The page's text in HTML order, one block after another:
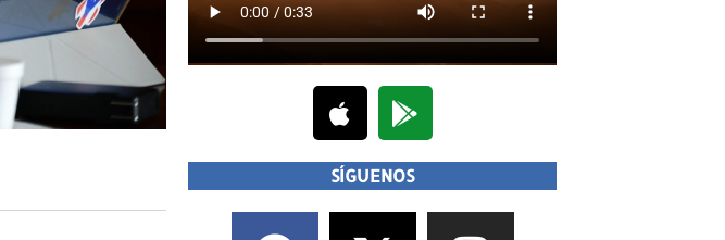
SÍGUENOS